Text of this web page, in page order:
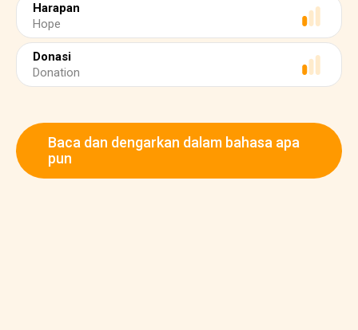
Harapan
Hope
Donasi
Donation
Baca dan dengarkan dalam bahasa apa
pun